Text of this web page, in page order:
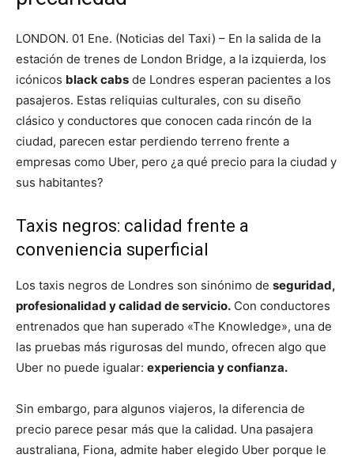
LONDON. 01 Ene. (Noticias del Taxi) – En la salida de la
estación de trenes de London Bridge, a la izquierda, los
icónicos black cabs de Londres esperan pacientes a los
pasajeros. Estas reliquias culturales, con su diseño
clásico y conductores que conocen cada rincón de la
ciudad, parecen estar perdiendo terreno frente a
empresas como Uber, pero ¿a qué precio para la ciudad y
sus habitantes?
Taxis negros: calidad frente a
conveniencia superficial
Los taxis negros de Londres son sinónimo de seguridad,
profesionalidad y calidad de servicio. Con conductores
entrenados que han superado «The Knowledge», una de
las pruebas más rigurosas del mundo, ofrecen algo que
Uber no puede igualar: experiencia y confianza.
Sin embargo, para algunos viajeros, la diferencia de
precio parece pesar más que la calidad. Una pasajera
australiana, Fiona, admite haber elegido Uber porque le